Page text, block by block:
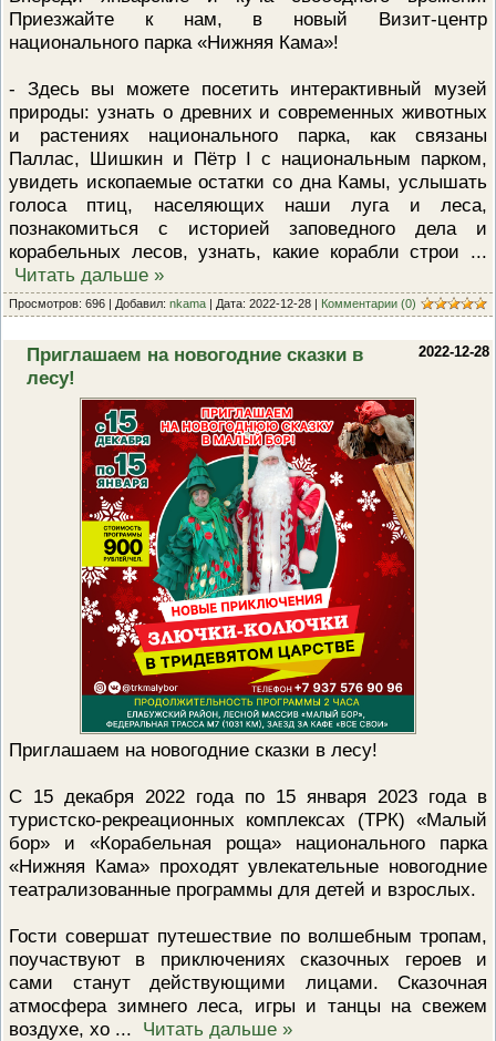
ПРОВЕРОЧНЫЙ ЛИСТ,
ПРИМЕНЯЕМЫЙ ПРИ
ОСУЩЕСТВЛЕНИИ
ОБЛАСТИ ОХРАНЫ И
ИСПОЛЬЗОВАНИЯ ООПТ
ФЕДЕРАЛЬНОГО ЗНАЧЕНИЯ
ПРОГРАММА ПРОФИЛАКТИКИ
РИСКОВ ПРИЧИНЕНИЯ
ПЛАН ПРОВЕДЕНИЯ
КОНТРОЛЬНЫХ
МЕРОПРИЯТИЙ
ИСЧЕРПЫВАЮЩИЙ
СВЕДЕНИЙ, КОТОРЫЕ МОГУТ
(НАДЗОРНЫМ) ОРГАНОМ У
КОНТРОЛИРУЕМОГО ЛИЦА
Приезжайте к нам, в новый Визит-центр
национального парка «Нижняя Кама»!
- Здесь вы можете посетить интерактивный музей
природы: узнать о древних и современных животных
и растениях национального парка, как связаны
Паллас, Шишкин и Пётр I с национальным парком,
увидеть ископаемые остатки со дна Камы, услышать
голоса птиц, населяющих наши луга и леса,
познакомиться с историей заповедного дела и
корабельных лесов, узнать, какие корабли строи ...
Читать дальше »
Просмотров: 696 | Добавил: nkama | Дата: 2022-12-28 | Комментарии (0)
2022-12-28
Приглашаем на новогодние сказки в
лесу!
Приглашаем на новогодние сказки в лесу!
С 15 декабря 2022 года по 15 января 2023 года в
туристско-рекреационных комплексах (ТРК) «Малый
бор» и «Корабельная роща» национального парка
«Нижняя Кама» проходят увлекательные новогодние
театрализованные программы для детей и взрослых.
Гости совершат путешествие по волшебным тропам,
поучаствуют в приключениях сказочных героев и
сами станут действующими лицами. Сказочная
атмосфера зимнего леса, игры и танцы на свежем
воздухе, хо ... Читать дальше »